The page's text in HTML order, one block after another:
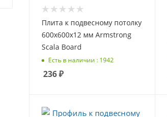
Плита к подвесному потолку
600х600х12 мм Armstrong
Scala Board
Есть в наличии : 1942
236₽